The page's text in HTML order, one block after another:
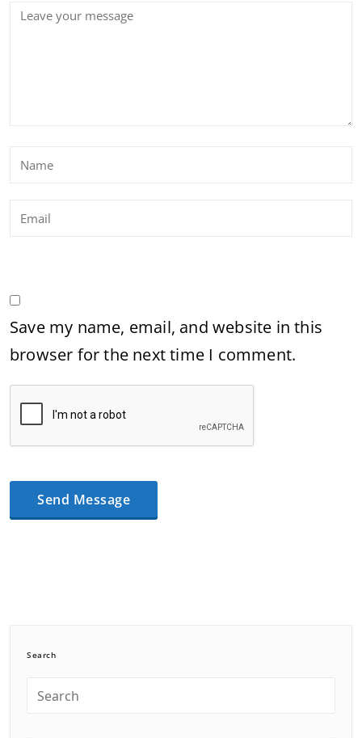
Save my name, email, and website in this
browser for the next time I comment.
Search